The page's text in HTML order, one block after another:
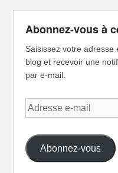
Abonnez-vous à
Saisissez votre
blog et recevoir une
par e-mail.
Adresse
e-
Abonnez-vous